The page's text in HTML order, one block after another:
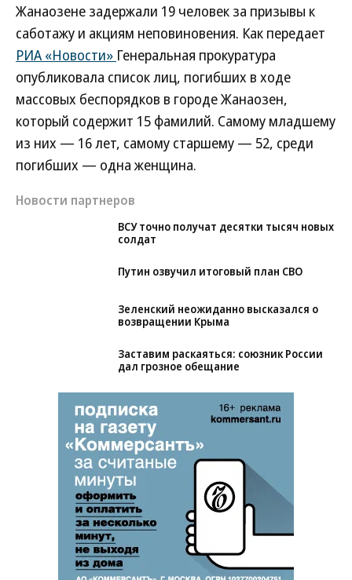
Жанаозене задержали 19 человек за призывы к
саботажу и акциям неповиновения. Как передает
РИА «Новости» Генеральная прокуратура
опубликовала список лиц, погибших в ходе
массовых беспорядков в городе Жанаозен,
который содержит 15 фамилий. Самому младшему
из них — 16 лет, самому старшему — 52, среди
погибших — одна женщина.
Новости партнеров
ВСУ точно получат десятки тысяч новых
солдат
Зеленский неожиданно высказался о
Заставим раскаяться: союзник России
дал грозное обещание